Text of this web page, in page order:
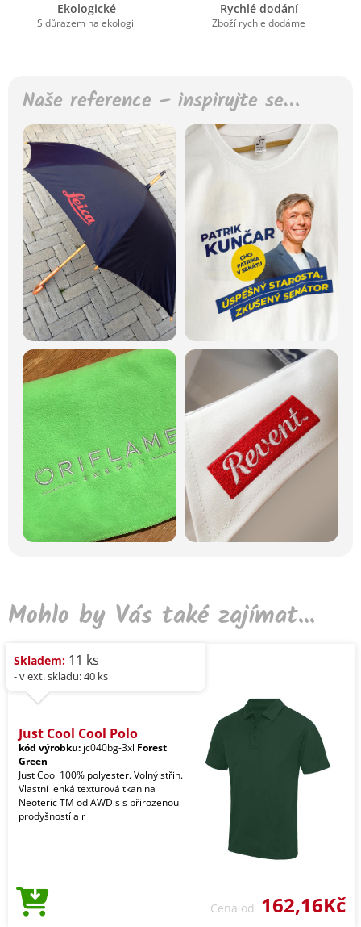
Ekologické
S důrazem na ekologii
Rychlé dodání
Zboží rychle dodáme
Naše reference – inspirujte se…
Mohlo by Vás také zajímat...
Skladem: 11 ks
- v ext. skladu: 40 ks
Just Cool Cool Polo
kód výrobku: jc040bg-3xl Forest
Green
Just Cool 100% polyester. Volný střih.
Vlastní lehká texturová tkanina
Neoteric TM od AWDis s přirozenou
prodyšností a r
Cena od 162,16Kč